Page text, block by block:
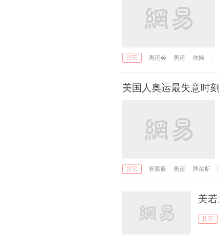
其它 奥运会 奥运 体操
美国人奥运最失意时
其它 管晨辰 奥运 拜尔斯
美
其它